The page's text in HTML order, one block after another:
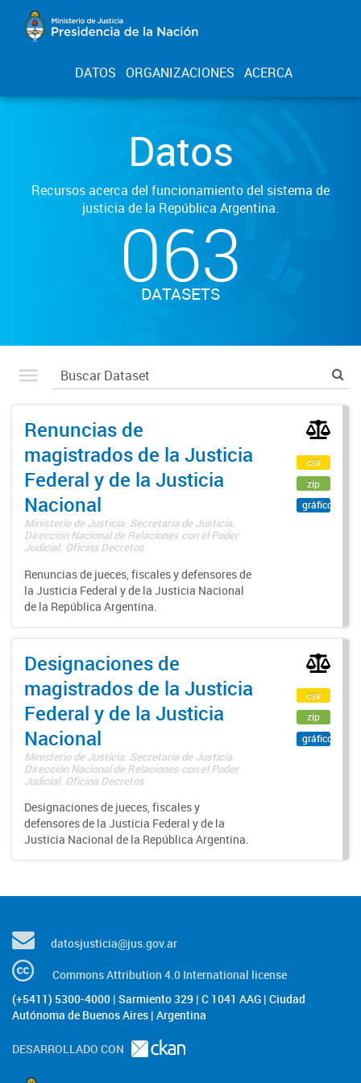
DATOS ORGANIZACIONES ACERCA
Datos
Recursos acerca del funcionamiento del sistema de
justicia de la República Argentina.
063
DATASETS
Renuncias de
magistrados de la Justicia
Federal y de la Justicia
Nacional
Ministerio de Justicia. Secretaría de Justicia.
Dirección Nacional de Relaciones con el Poder
Judicial. Oficina Decretos
Renuncias de jueces, fiscales y defensores de
la Justicia Federal y de la Justicia Nacional
de la República Argentina.
csv
zip
gráfico
Designaciones de
magistrados de la Justicia
Federal y de la Justicia
Nacional
Ministerio de Justicia. Secretaría de Justicia.
Dirección Nacional de Relaciones con el Poder
Judicial. Oficina Decretos
Designaciones de jueces, fiscales y
defensores de la Justicia Federal y de la
Justicia Nacional de la República Argentina.
csv
zip
gráfico
datosjusticia@jus.gov.ar
Commons Attribution 4.0 International license
(+5411) 5300-4000 | Sarmiento 329 | C 1041 AAG | Ciudad
Autónoma de Buenos Aires | Argentina
DESARROLLADO CON